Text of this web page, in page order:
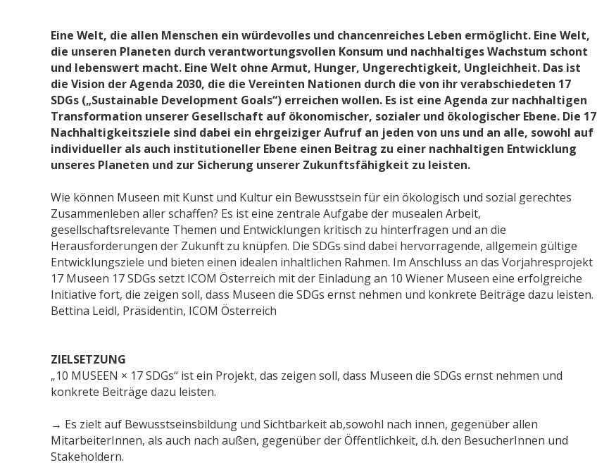
Eine Welt, die allen Menschen ein würdevolles und chancenreiches Leben ermöglicht. Eine Welt,
die unseren Planeten durch verantwortungsvollen Konsum und nachhaltiges Wachstum schont
und lebenswert macht. Eine Welt ohne Armut, Hunger, Ungerechtigkeit, Ungleichheit. Das ist
die Vision der Agenda 2030, die die Vereinten Nationen durch die von ihr verabschiedeten 17
SDGs („Sustainable Development Goals“) erreichen wollen. Es ist eine Agenda zur nachhaltigen
Transformation unserer Gesellschaft auf ökonomischer, sozialer und ökologischer Ebene. Die 17
Nachhaltigkeitsziele sind dabei ein ehrgeiziger Aufruf an jeden von uns und an alle, sowohl auf
individueller als auch institutioneller Ebene einen Beitrag zu einer nachhaltigen Entwicklung
unseres Planeten und zur Sicherung unserer Zukunftsfähigkeit zu leisten.
Wie können Museen mit Kunst und Kultur ein Bewusstsein für ein ökologisch und sozial gerechtes
Zusammenleben aller schaffen? Es ist eine zentrale Aufgabe der musealen Arbeit,
gesellschaftsrelevante Themen und Entwicklungen kritisch zu hinterfragen und an die
Herausforderungen der Zukunft zu knüpfen. Die SDGs sind dabei hervorragende, allgemein gültige
Entwicklungsziele und bieten einen idealen inhaltlichen Rahmen. Im Anschluss an das Vorjahresprojekt
17 Museen 17 SDGs setzt ICOM Österreich mit der Einladung an 10 Wiener Museen eine erfolgreiche
Initiative fort, die zeigen soll, dass Museen die SDGs ernst nehmen und konkrete Beiträge dazu leisten.
Bettina Leidl, Präsidentin, ICOM Österreich
ZIELSETZUNG
„10 MUSEEN × 17 SDGs“ ist ein Projekt, das zeigen soll, dass Museen die SDGs ernst nehmen und
konkrete Beiträge dazu leisten.
→ Es zielt auf Bewusstseinsbildung und Sichtbarkeit ab,sowohl nach innen, gegenüber allen
MitarbeiterInnen, als auch nach außen, gegenüber der Öffentlichkeit, d.h. den BesucherInnen und
Stakeholdern.